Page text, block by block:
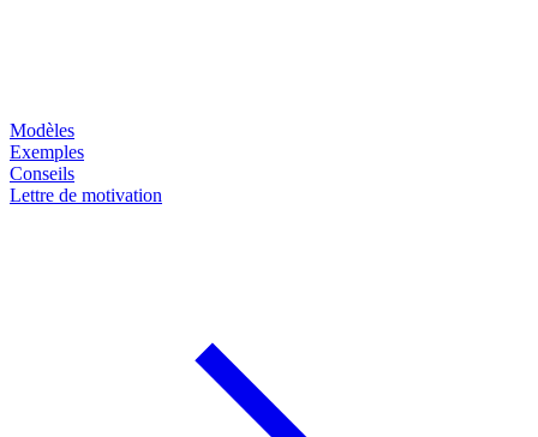
Modèles
Exemples
Conseils
Lettre de motivation